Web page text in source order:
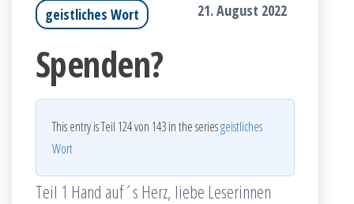
geistliches Wort 21. August 2022
Spenden?
This entry is Teil 124 von 143 in the seriesgeistliches
Wort
Teil 1 Hand auf´s Herz, liebe Leserinnen